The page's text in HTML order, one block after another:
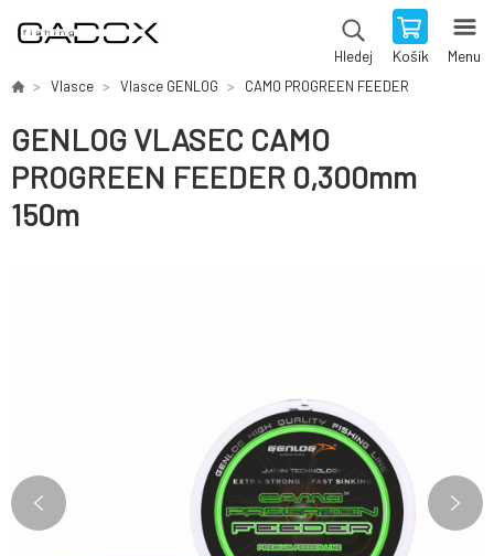
Hledej Košík Menu
Vlasce Vlasce GENLOG CAMO PROGREEN FEEDER
GENLOG VLASEC CAMO
PROGREEN FEEDER 0,300mm
150m